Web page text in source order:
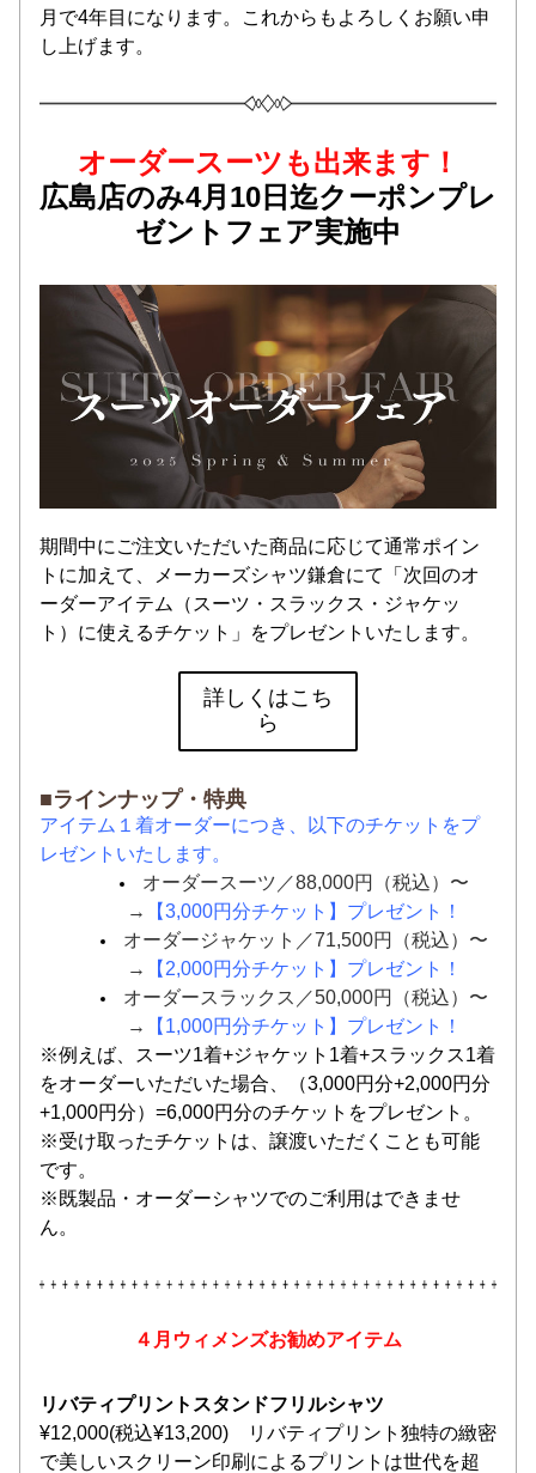
月で4年目になります。これからもよろしくお願い申
し上げます。
オーダースーツも出来ます！
広島店のみ4月10日迄クーポンプレ
ゼントフェア実施中
期間中にご注文いただいた商品に応じて通常ポイン
トに加えて、メーカーズシャツ鎌倉にて「次回のオ
ーダーアイテム（スーツ・スラックス・ジャケッ
ト）に使えるチケット」をプレゼントいたします。
詳しくはこち
ら
■ラインナップ・特典
アイテム１着オーダーにつき、以下のチケットをプ
レゼントいたします。
オーダースーツ／88,000円（税込）〜
→
【3,000円分チケット】プレゼント！
オーダージャケット／71,500円（税込）〜
→
【2,000円分チケット】プレゼント！
オーダースラックス／50,000円（税込）〜
→
【1,000円分チケット】プレゼント！
※例えば、スーツ1着+ジャケット1着+スラックス1着
をオーダーいただいた場合、（3,000円分+2,000円分
+1,000円分）=6,000円分のチケットをプレゼント。
※受け取ったチケットは、譲渡いただくことも可能
です。
※既製品・オーダーシャツでのご利用はできませ
ん。
４月ウィメンズお勧めアイテム
リバティプリントスタンドフリルシャツ
¥12,000(税込¥13,200)　リバティプリント独特の緻密
で美しいスクリーン印刷によるプリントは世代を超